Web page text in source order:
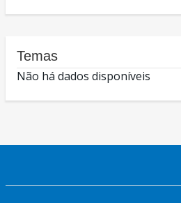
Temas
Não há dados disponíveis